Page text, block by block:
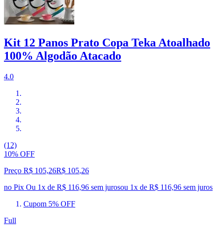
Kit 12 Panos Prato Copa Teka Atoalhado
100% Algodão Atacado
4.0
(12)
10% OFF
Preço R$ 105,26R$ 105,26
no Pix Ou 1x de R$ 116,96 sem jurosou 1x de R$ 116,96 sem juros
Cupom 5% OFF
Full